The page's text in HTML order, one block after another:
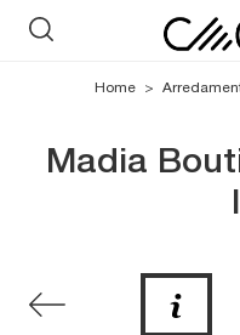
Home >
Madia